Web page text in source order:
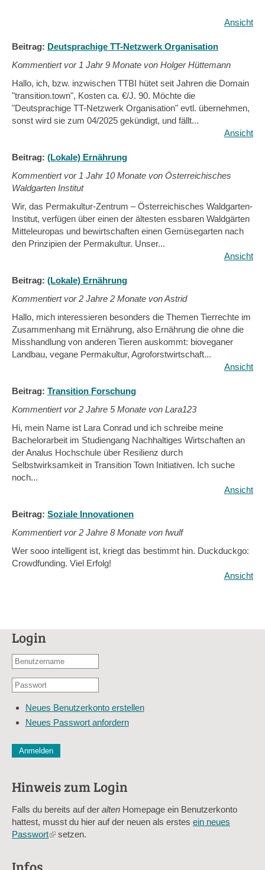
Ansicht
Beitrag: Deutsprachige TT-Netzwerk Organisation
Kommentiert vor 1 Jahr 9 Monate von Holger Hüttemann
Hallo, ich, bzw. inzwischen TTBI hütet seit Jahren die Domain
"transition.town", Kosten ca. €/J. 90. Möchte die
"Deutsprachige TT-Netzwerk Organisation" evtl. übernehmen,
sonst wird sie zum 04/2025 gekündigt, und fällt...
Ansicht
Beitrag: (Lokale) Ernährung
Kommentiert vor 1 Jahr 10 Monate von Österreichisches
Waldgarten Institut
Wir, das Permakultur-Zentrum – Österreichisches Waldgarten-
Institut, verfügen über einen der ältesten essbaren Waldgärten
Mitteleuropas und bewirtschaften einen Gemüsegarten nach
den Prinzipien der Permakultur. Unser...
Ansicht
Beitrag: (Lokale) Ernährung
Kommentiert vor2 Jahre 2 Monate von Astrid
Hallo, mich interessieren besonders die Themen Tierrechte im
Zusammenhang mit Ernährung, also Ernährung die ohne die
Misshandlung von anderen Tieren auskommt: bioveganer
Landbau, vegane Permakultur, Agroforstwirtschaft...
Ansicht
Beitrag: Transition Forschung
Kommentiert vor2 Jahre 5 Monate von Lara123
Hi, mein Name ist Lara Conrad und ich schreibe meine
Bachelorarbeit im Studiengang Nachhaltiges Wirtschaften an
der Analus Hochschule über Resilienz durch
Selbstwirksamkeit in Transition Town Initiativen. Ich suche
noch...
Ansicht
Beitrag: Soziale Innovationen
Kommentiert vor2 Jahre 8 Monate von fwulf
Wer sooo intelligent ist, kriegt das bestimmt hin. Duckduckgo:
Crowdfunding. Viel Erfolg!
Ansicht
Login
Benutzername
E-
Adresse
Passwort
Neues Benutzerkonto erstellen
Neues Passwort anfordern
Diese Sicherheitsfrage überprüft, ob Sie ein menschlicher
Sag mir nicht, wie viele Sternlein stehen
Hinweis zum Login
Falls du bereits auf der alten Homepage ein Benutzerkonto
hattest, musst du hier auf der neuen als erstes ein neues
Passwort(linksetzen.
Infos